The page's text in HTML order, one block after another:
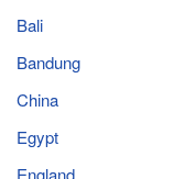
Bali
Bandung
China
Egypt
England